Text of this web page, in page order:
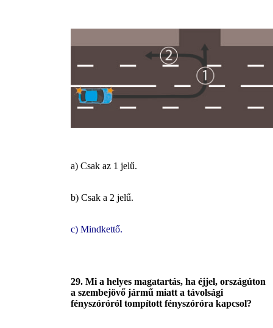
a) Csak az 1 jelű.
b) Csak a 2 jelű.
c) Mindkettő.
29. Mi a helyes magatartás, ha éjjel, országúton
a szembejövő jármű miatt a távolsági
fényszóróról tompított fényszóróra kapcsol?